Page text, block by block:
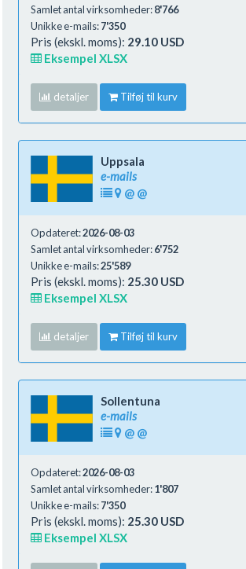
Samlet antal virksomheder:8'766
Unikke e-mails:7'350
Pris (ekskl. moms): 29.10 USD
Eksempel XLSX
detaljer Tilføj til kurv
Uppsala
e-mails
@ @
Opdateret:2026-08-03
Samlet antal virksomheder:6'752
Unikke e-mails:25'589
Pris (ekskl. moms): 25.30 USD
Eksempel XLSX
detaljer Tilføj til kurv
Sollentuna
e-mails
@ @
Opdateret:2026-08-03
Samlet antal virksomheder:1'807
Unikke e-mails:7'350
Pris (ekskl. moms): 25.30 USD
Eksempel XLSX